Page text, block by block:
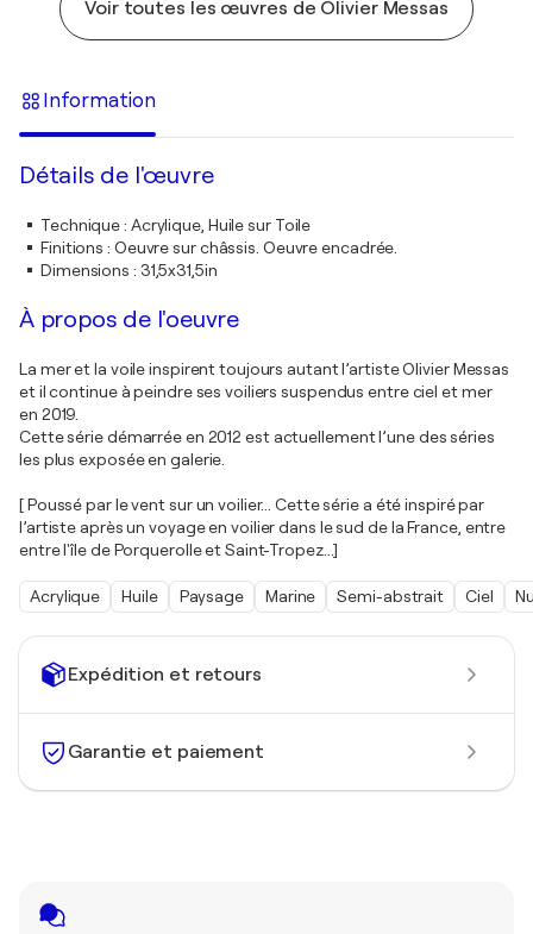
Expédition et retours
Garantie et paiement
Voir toutes les œuvres de Olivier Messas
Information
Détails de l'œuvre
Technique: Acrylique, Huile sur Toile
Finitions : Oeuvre sur châssis. Oeuvre encadrée.
Dimensions : 31,5x31,5in
À propos de l'oeuvre
La mer et la voile inspirent toujours autant l’artiste Olivier Messas
et il continue à peindre ses voiliers suspendus entre ciel et mer
en 2019.
Cette série démarrée en 2012 est actuellement l’une des séries
les plus exposée en galerie.
[ Poussé par le vent sur un voilier... Cette série a été inspiré par
l’artiste après un voyage en voilier dans le sud de la France, entre
entre l'île de Porquerolle et Saint-Tropez...]
Acrylique Huile Paysage Marine Semi-abstrait Ciel